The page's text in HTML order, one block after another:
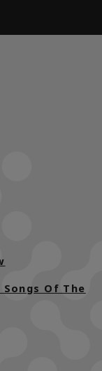
Of The